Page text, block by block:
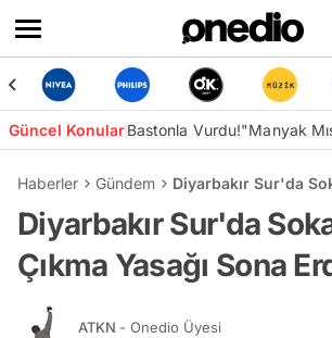
Güncel KonularBastonla Vurdu!"Manyak
Haberler Gündem Diyarbakır Sur'da
Diyarbakır Sur'da
Çıkma Yasağı Sona
ATKN - Onedio Üyesi